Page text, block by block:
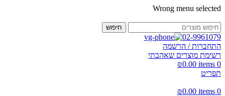
Wrong menu selected
חיפוש
02-9961079
התחברות / הרשמה
רשימת מוצרים שאהבתי
0
items
₪0.00
תפריט
0
items
₪0.00